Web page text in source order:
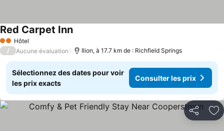
2 Étoiles
Hôtel
Red Carpet Inn
/ Aucune évaluation Ilion, à 17.7 km de : Richfield Springs
Sélectionnez des dates pour voir
les prix exacts
Consulter les prix
Partager